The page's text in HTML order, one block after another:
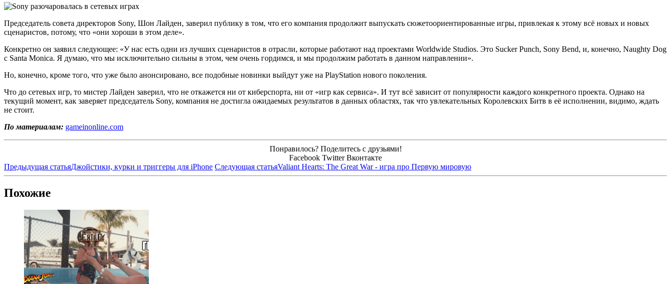
Председатель совета директоров Sony, Шон Лайден, заверил публику в том, что его компания продолжит выпускать сюжетоориентированные игры, привлекая к этому всё новых и новых
сценаристов, потому, что «они хороши в этом деле».
Конкретно он заявил следующее: «У нас есть одни из лучших сценаристов в отрасли, которые работают над проектами Worldwide Studios. Это Sucker Punch, Sony Bend, и, конечно, Naughty Dog
с Santa Monica. Я думаю, что мы исключительно сильны в этом, чем очень гордимся, и мы продолжим работать в данном направлении».
Но, конечно, кроме того, что уже было анонсировано, все подобные новинки выйдут уже на PlayStation нового поколения.
Что до сетевых игр, то мистер Лайден заверил, что не откажется ни от киберспорта, ни от «игр как сервиса». И тут всё зависит от популярности каждого конкретного проекта. Однако на
текущий момент, как заверяет председатель Sony, компания не достигла ожидаемых результатов в данных областях, так что увлекательных Королевских Битв в её исполнении, видимо, ждать
не стоит.
По материалам: gameinonline.com
Понравилось? Поделитесь с друзьями!
Facebook Twitter Вконтакте
Предыдущая статьяДжойстики, курки и триггеры для iPhone Следующая статьяValiant Hearts: The Great War - игра про Первую мировую
Похожие